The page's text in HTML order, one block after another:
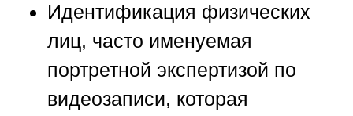
Идентификация физических
лиц, часто именуемая
портретной экспертизой по
видеозаписи, которая